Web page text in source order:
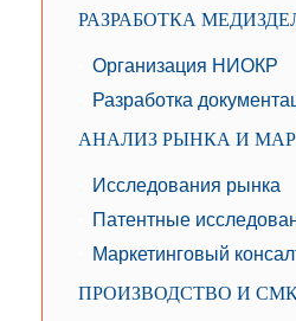
РАЗРАБОТКА
Организация НИОКР
Разработка
АНАЛИЗ РЫНКА И
Исследования рынка
Патентные
Маркетинговый
ПРОИЗВОДСТВО И